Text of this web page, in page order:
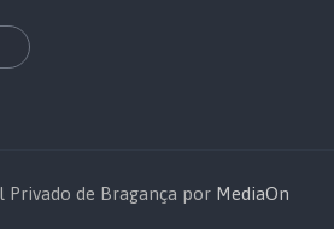
de Bragança por MediaOn